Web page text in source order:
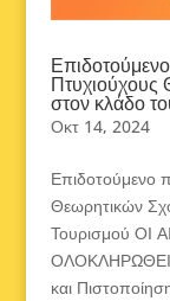
στον κλάδο
Οκτ 14, 2024
Επιδοτούμενο
Θεωρητικών
Τουρισμού
ΟΛΟΚΛΗΡΩΘΕΙ
και